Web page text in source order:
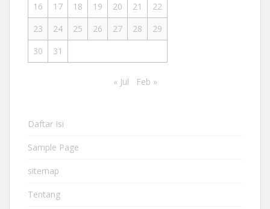
16
17 18 19 20 21
22
23
24 25 26 27 28
29
30
31
« Jul Feb »
Daftar Isi
Sample Page
sitemap
Tentang